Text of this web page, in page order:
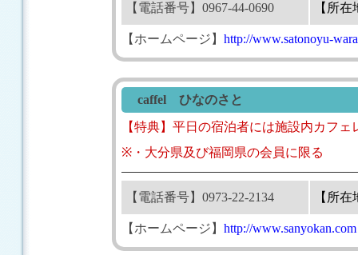
【電話番号】0967-44-0690 【所在
【ホームページ】 http://www.satonoyu-
caffel ひなのさと
【特典】平日の宿泊者には施設内カフ
※・大分県及び福岡県の会員に限る
【電話番号】0973-22-2134 【所在
【ホームページ】 http://www.sanyokan.com